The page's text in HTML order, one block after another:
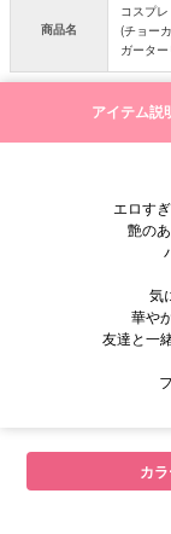
商品名
コスプ
(チョー
ガータ
アイテム説
エロす
艶の
気
華や
友達と一
カ